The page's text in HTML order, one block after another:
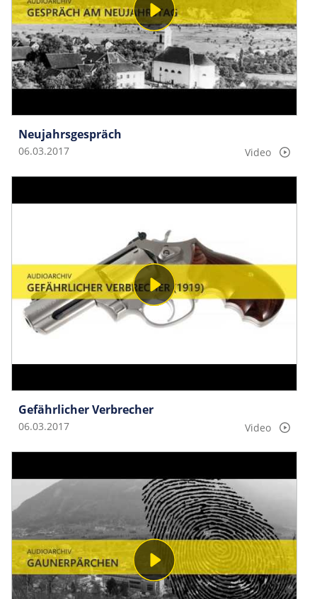
Neujahrsgespräch
06.03.2017 Video
Gefährlicher Verbrecher
06.03.2017 Video